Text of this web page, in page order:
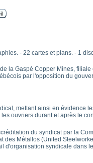
- 22 cartes et plans. - 1
la Gaspé Copper Mines,
par l'opposition du
mettant ainsi en évidence
ouvriers durant et après le
du syndicat par la
des Métallos (United
d'organisation syndicale dans